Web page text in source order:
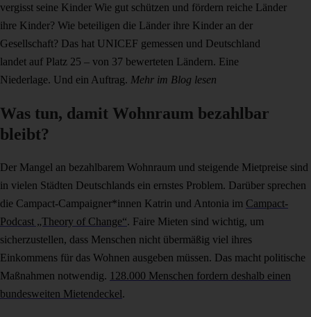
vergisst seine Kinder Wie gut schützen und fördern reiche Länder
ihre Kinder? Wie beteiligen die Länder ihre Kinder an der
Gesellschaft? Das hat UNICEF gemessen und Deutschland
landet auf Platz 25 – von 37 bewerteten Ländern. Eine
Niederlage. Und ein Auftrag. Mehr im Blog lesen
Was tun, damit Wohnraum bezahlbar
bleibt?
Der Mangel an bezahlbarem Wohnraum und steigende Mietpreise sind
in vielen Städten Deutschlands ein ernstes Problem. Darüber sprechen
die Campact-Campaigner*innen Katrin und Antonia im Campact-
Podcast „Theory of Change“. Faire Mieten sind wichtig, um
sicherzustellen, dass Menschen nicht übermäßig viel ihres
Einkommens für das Wohnen ausgeben müssen. Das macht politische
Maßnahmen notwendig. 128.000 Menschen fordern deshalb einen
bundesweiten Mietendeckel.